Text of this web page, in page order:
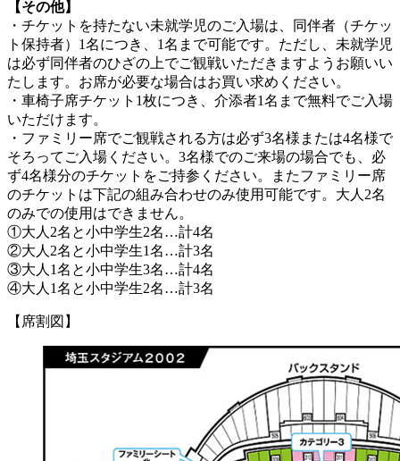
【その他】
・チケットを持たない未就学児のご入場は、同伴者（チケッ
ト保持者）1名につき、1名まで可能です。ただし、未就学児
は必ず同伴者のひざの上でご観戦いただきますようお願いい
たします。お席が必要な場合はお買い求めください。
・車椅子席チケット1枚につき、介添者1名まで無料でご入場
いただけます。
・ファミリー席でご観戦される方は必ず3名様または4名様で
そろってご入場ください。3名様でのご来場の場合でも、必
ず4名様分のチケットをご持参ください。またファミリー席
のチケットは下記の組み合わせのみ使用可能です。大人2名
のみでの使用はできません。
①大人2名と小中学生2名…計4名
②大人2名と小中学生1名…計3名
③大人1名と小中学生3名…計4名
④大人1名と小中学生2名…計3名
【席割図】